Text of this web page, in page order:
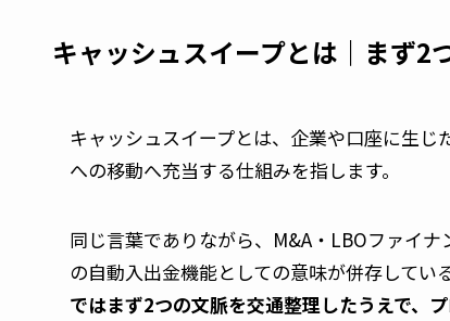
キャッシュスイープとは｜まず2
キャッシュスイープとは、企業や口座に生
への移動へ充当する仕組みを指します。
同じ言葉でありながら、M&A・LBOファイ
の自動入出金機能としての意味が併存してい
ではまず2つの文脈を交通整理したうえで、